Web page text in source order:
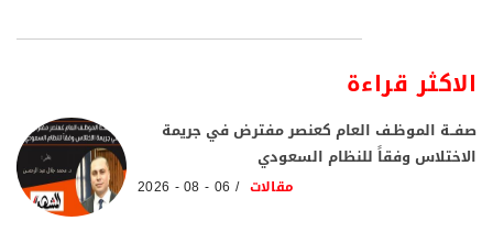
الاكثر قراءة
صفــة الموظـف العام كعنصر مفترض في جريمة
الاختلاس وفقاً للنظام السعودي
مقالات 06 - 08 - 2026